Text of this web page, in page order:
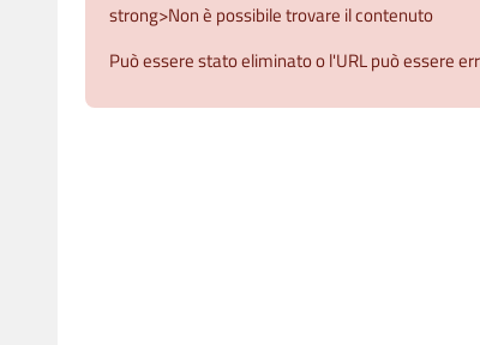
strong>Non è possibile trovare il contenuto
Può essere stato eliminato o l'URL può essere